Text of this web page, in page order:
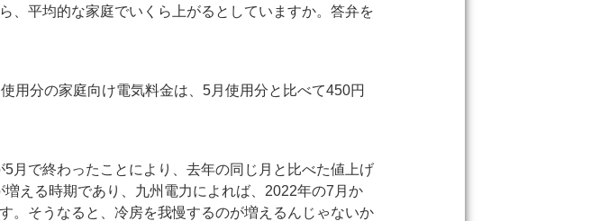
、平均的な家庭でいくら上がるとしていますか。答弁を
用分の家庭向け電気料金は、5月使用分と比べて450円
月で終わったことにより、去年の同じ月と比べた値上げ
える時期であり、九州電力によれば、2022年の7月か
。そうなると、冷房を我慢するのが増えるんじゃないか